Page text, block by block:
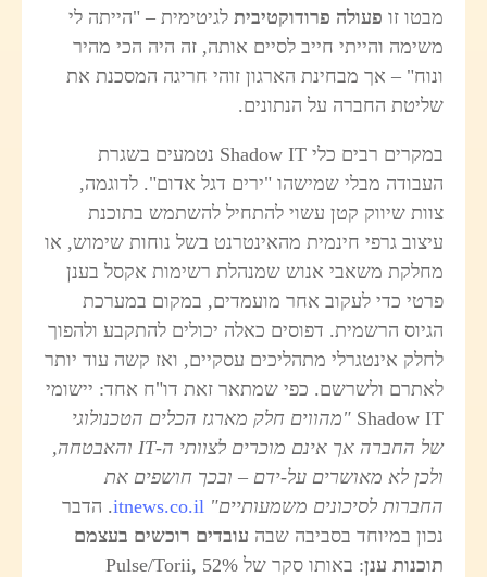
זופעולה פרודוקטיביתלגיטימית – "הייתה לי
והייתי חייב לסיים אותה, זה היה הכי מהיר
– אך מבחינת הארגון זוהי חריגה המסכנת את
החברה על הנתונים.
במקרים רבים כלי Shadow IT נטמעים בשגרת
מבלי שמישהו "ירים דגל אדום". לדוגמה,
שיווק קטן עשוי להתחיל להשתמש בתוכנת
גרפי חינמית מהאינטרנט בשל נוחות שימוש, או
משאבי אנוש שמנהלת רשימות אקסל בענן
כדי לעקוב אחר מועמדים, במקום במערכת
הרשמית. דפוסים כאלה יכולים להתקבע ולהפוך
אינטגרלי מתהליכים עסקיים, ואז קשה עוד יותר
ולשרשם. כפי שמתאר זאת דו"ח אחד: יישומי
Shadow
"מהווים חלק מארגז הכלים הטכנולוגי
החברה אך אינם מוכרים לצוותי ה-IT
והאבטחה,
לא מאושרים על-ידם – ובכך חושפים את
לסיכונים משמעותיים"
itnews.co.il. הדבר
במיוחד בסביבה שבה עובדים רוכשים בעצמם
ענן
: באותו סקר של Pulse/Torii, 52%